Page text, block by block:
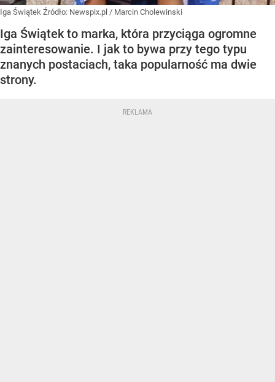
Iga Świątek Źródło: Newspix.pl / Marcin Cholewinski
Iga Świątek to marka, która przyciąga ogromne
zainteresowanie. I jak to bywa przy tego typu
znanych postaciach, taka popularność ma dwie
strony.